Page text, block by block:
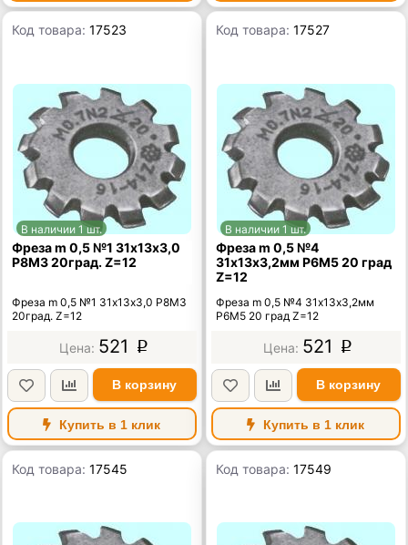
Код товара:17523
В наличии 1 шт.
Фреза m 0,5 №1 31х13х3,0
Р8М3 20град. Z=12
Фреза m 0,5 №1 31х13х3,0 Р8М3
20град. Z=12
521 p
В корзину
Купить в 1 клик
Код товара:17527
В наличии 1 шт.
Фреза m 0,5 №4
31х13х3,2мм Р6М5 20 град
Z=12
Фреза m 0,5 №4 31х13х3,2мм
Р6М5 20 град Z=12
521 p
В корзину
Купить в 1 клик
Код товара:17545 Код товара:17549